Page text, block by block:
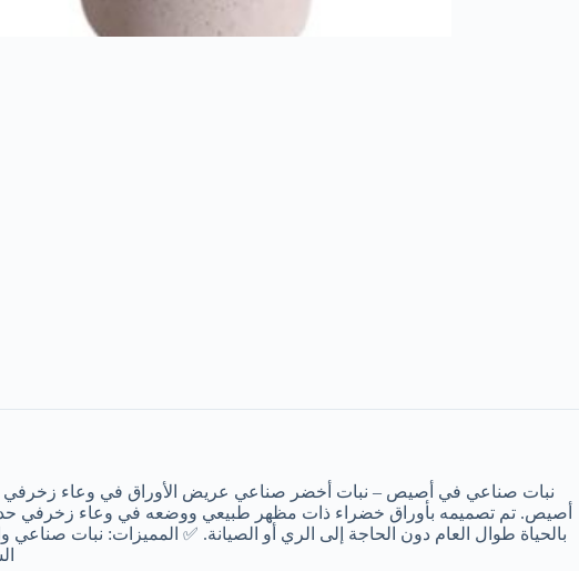
نبات صناعي في أصيص – نبات أخضر صناعي عريض الأوراق في وعاء زخرفي
أصيص. تم تصميمه بأوراق خضراء ذات مظهر طبيعي ووضعه في وعاء زخرفي
بالحياة طوال العام دون الحاجة إلى الري أو الصيانة. ✅ المميزات: نبات